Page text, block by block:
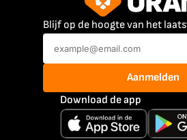
Blijf op de hoogte van het
Aanmelden
Download de app